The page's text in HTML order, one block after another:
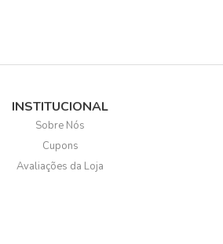
INSTITUCIONAL
Sobre Nós
Cupons
Avaliações da Loja